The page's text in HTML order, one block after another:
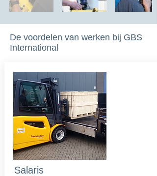
De voordelen van werken bij GBS
International
Salaris